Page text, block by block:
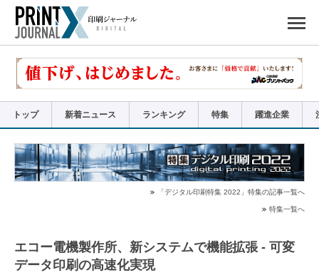
で
リ
トップ 新着ニュース ランキング 特集 躍進企業
「デジタル印刷特集 2022」特集の記事一覧へ
特集一覧へ
エコー電機製作所、新システムで機能拡張 - 可変
データ印刷の高速化実現